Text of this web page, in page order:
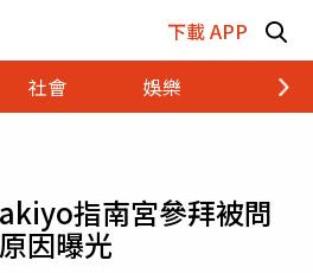
下載 APP
社會 娛樂 財經
指南宮參拜被問
因曝光